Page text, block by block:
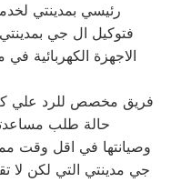
رئيسي بمدينتي‏
فتوكيل ال جي
الاجهزة الكهربائية
حالة طلب
وصيانتها في اقل وقت
جي مدينتي التي لكن لا